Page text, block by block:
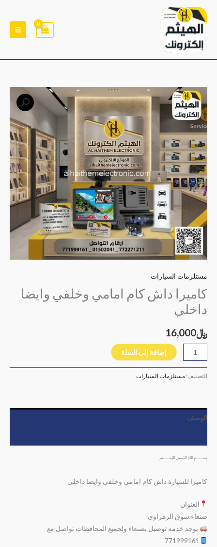
تخطي
المحتوى
مستلزمات السيارات
كاميرا داش كام امامي وخلفي وايضا
داخلي
﷼16,000
كمية
كاميرا
داش
كام
امامي
وخلفي
وايضا
داخلي
إضافة إلى السلة
التصنيف: مستلزمات السيارات
الوصف
﷽
كاميرا للسيارة داش كام امامي وخلفي وايضا داخلي
العنوان
صنعاء سوق الزهراوي
يوجد خدمه توصيل بصنعاء ولجميع المحافظات تواصل مع
771999161